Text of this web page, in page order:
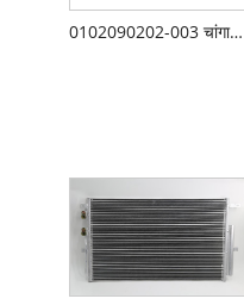
0102090202-003 चांगान एल्सविन कंडेनसर